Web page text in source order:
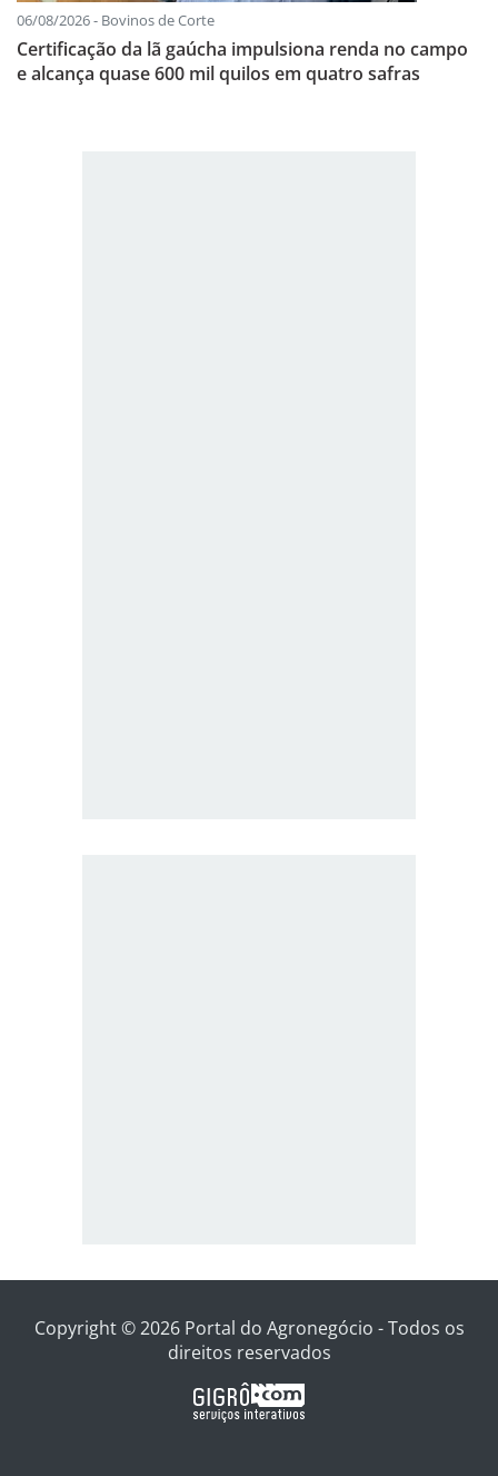
06/08/2026 - Bovinos de Corte
Certificação da lã gaúcha impulsiona renda no campo
e alcança quase 600 mil quilos em quatro safras
Copyright © 2026 Portal do Agronegócio - Todos os
direitos reservados